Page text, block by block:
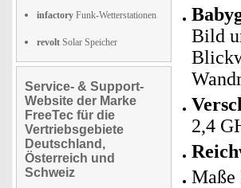
infactory Funk-Wetterstationen
revolt Solar Speicher
Service- & Support-
Website der Marke
FreeTec für die
Vertriebsgebiete
Deutschland,
Österreich und
Schweiz
Bild
2,4
Maße